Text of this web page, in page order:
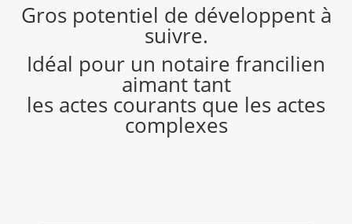
Gros potentiel de développent à
suivre.
Idéal pour un notaire francilien
aimant tant
les actes courants que les actes
complexes